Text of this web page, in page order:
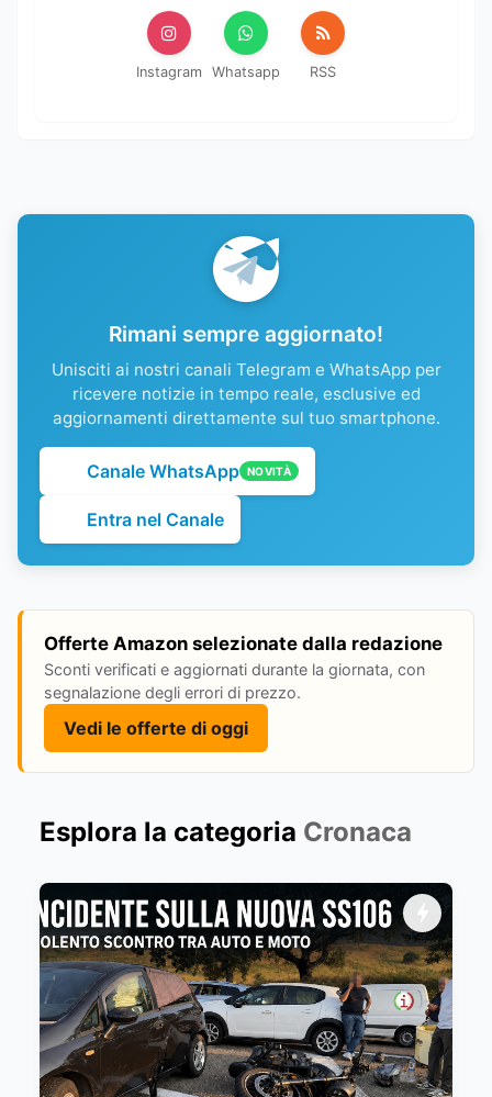
Instagram Whatsapp RSS
Rimani sempre aggiornato!
Unisciti ai nostri canali Telegram e WhatsApp per
ricevere notizie in tempo reale, esclusive ed
aggiornamenti direttamente sul tuo smartphone.
Canale WhatsApp NOVITÀ
Entra nel Canale
Offerte Amazon selezionate dalla redazione
Sconti verificati e aggiornati durante la giornata, con
segnalazione degli errori di prezzo.
Vedi le offerte di oggi
Esplora la categoria Cronaca